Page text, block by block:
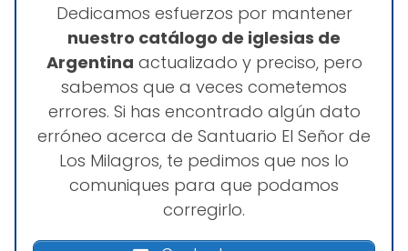
Dedicamos esfuerzos por mantener
nuestro catálogo de iglesias de
Argentina actualizado y preciso, pero
sabemos que a veces cometemos
errores. Si has encontrado algún dato
erróneo acerca de Santuario El Señor de
Los Milagros, te pedimos que nos lo
comuniques para que podamos
corregirlo.